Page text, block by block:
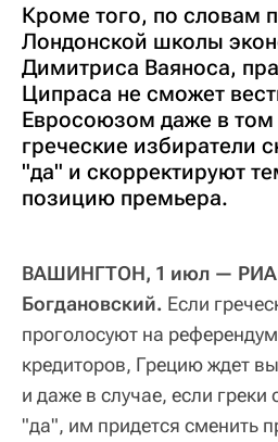
Кроме того, по словам
Лондонской школы
Димитриса Ваяноса,
Ципраса не сможет
Евросоюзом даже в том
греческие избиратели
"да" и скорректируют
позицию премьера.
ВАШИНГТОН, 1 июл — РИА
Богдановский. Если
проголосуют на
кредиторов, Грецию ждет
и даже в случае, если греки
"да", им придется сменить